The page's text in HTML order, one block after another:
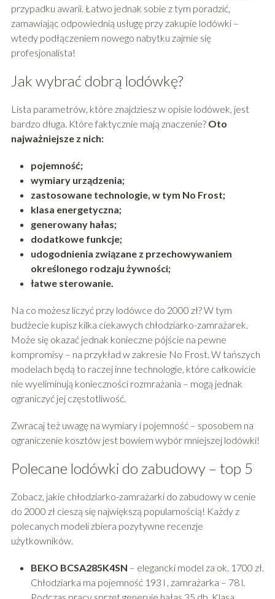
przypadku awarii. Łatwo jednak sobie z tym poradzić,
zamawiając odpowiednią usługę przy zakupie lodówki –
wtedy podłączeniem nowego nabytku zajmie się
profesjonalista!
Jak wybrać dobrą lodówkę?
Lista parametrów, które znajdziesz w opisie lodówek, jest
bardzo długa. Które faktycznie mają znaczenie? Oto
najważniejsze z nich:
pojemność;
wymiary urządzenia;
zastosowane technologie, w tym No Frost;
klasa energetyczna;
generowany hałas;
dodatkowe funkcje;
udogodnienia związane z przechowywaniem
określonego rodzaju żywności;
łatwe sterowanie.
Na co możesz liczyć przy lodówce do 2000 zł? W tym
budżecie kupisz kilka ciekawych chłodziarko-zamrażarek.
Może się okazać jednak konieczne pójście na pewne
kompromisy – na przykład w zakresie No Frost. W tańszych
modelach będą to raczej inne technologie, które całkowicie
nie wyeliminują konieczności rozmrażania – mogą jednak
ograniczyć jej częstotliwość.
Zwracaj też uwagę na wymiary i pojemność – sposobem na
ograniczenie kosztów jest bowiem wybór mniejszej lodówki!
Polecane lodówki do zabudowy – top 5
Zobacz, jakie chłodziarko-zamrażarki do zabudowy w cenie
do 2000 zł cieszą się największą popularnością! Każdy z
polecanych modeli zbiera pozytywne recenzje
użytkowników.
BEKO BCSA285K4SN – elegancki model za ok. 1700 zł.
Chłodziarka ma pojemność 193 l , zamrażarka – 78 l.